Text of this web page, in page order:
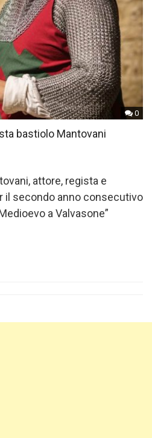
0
bastiolo Mantovani
attore, regista e
il secondo anno consecutivo
a Valvasone”